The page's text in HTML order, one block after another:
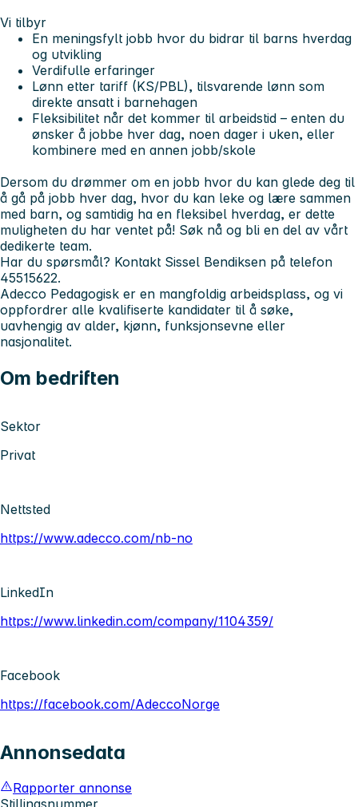
Vi tilbyr
En meningsfylt jobb hvor du bidrar til barns hverdag
og utvikling
Verdifulle erfaringer
Lønn etter tariff (KS/PBL), tilsvarende lønn som
direkte ansatt i barnehagen
Fleksibilitet når det kommer til arbeidstid – enten du
ønsker å jobbe hver dag, noen dager i uken, eller
kombinere med en annen jobb/skole
Dersom du drømmer om en jobb hvor du kan glede deg til
å gå på jobb hver dag, hvor du kan leke og lære sammen
med barn, og samtidig ha en fleksibel hverdag, er dette
muligheten du har ventet på! Søk nå og bli en del av vårt
dedikerte team.
Har du spørsmål? Kontakt Sissel Bendiksen på telefon
45515622.
Adecco Pedagogisk er en mangfoldig arbeidsplass, og vi
oppfordrer alle kvalifiserte kandidater til å søke,
uavhengig av alder, kjønn, funksjonsevne eller
nasjonalitet.
Om bedriften
Sektor
Privat
Nettsted
https://www.adecco.com/nb-no
LinkedIn
https://www.linkedin.com/company/1104359/
Facebook
https://facebook.com/AdeccoNorge
Annonsedata
Rapporter annonse
Stillingsnummer